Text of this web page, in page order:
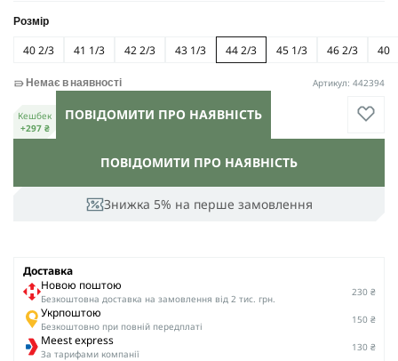
Розмір
40 2/3 41 1/3 42 2/3 43 1/3 44 2/3 45 1/3 46 2/3 40
Знижка 5% на перше замовлення
ПОВІДОМИТИ ПРО НАЯВНІСТЬ
Немає в наявності Артикул: 442394
Кешбек
+297 ₴
ПОВІДОМИТИ ПРО НАЯВНІСТЬ
Доставка
Новою поштою
Безкоштовна доставка на замовлення від 2 тис. грн.
230 ₴
Укрпоштою
Безкоштовно при повній передплаті
150 ₴
Meest express
За тарифами компанії
130 ₴